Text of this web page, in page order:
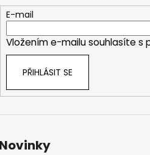
E-mail
Vložením e-mailu souhlasíte s
PŘIHLÁSIT SE
Novinky